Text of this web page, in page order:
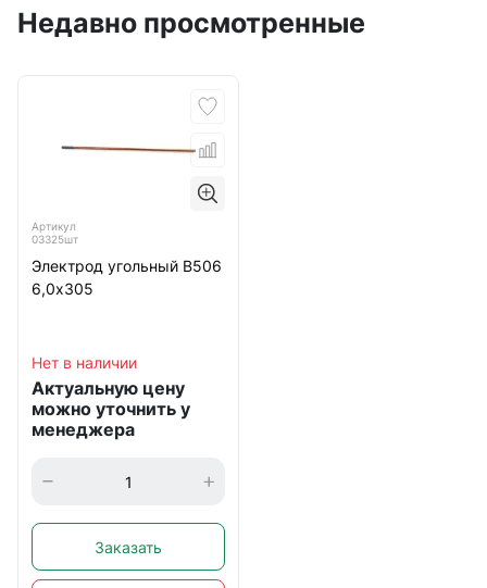
Недавно просмотренные
Артикул
03325шт
Электрод угольный В506
6,0х305
Нет в наличии
Актуальную цену
можно уточнить у
менеджера
Заказать